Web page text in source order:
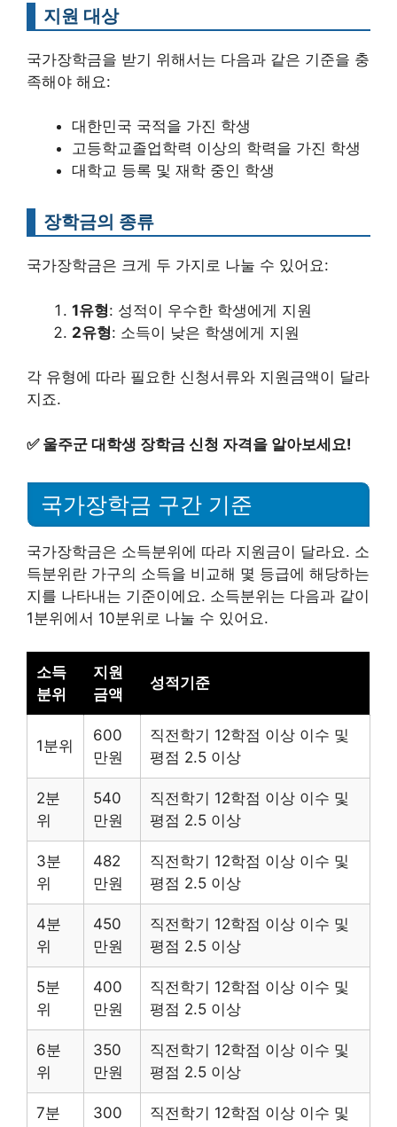
지원 대상
국가장학금을 받기 위해서는 다음과 같은 기준을 충
족해야 해요:
대한민국 국적을 가진 학생
고등학교졸업학력 이상의 학력을 가진 학생
대학교 등록 및 재학 중인 학생
장학금의 종류
국가장학금은 크게 두 가지로 나눌 수 있어요:
1유형: 성적이 우수한 학생에게 지원
2유형: 소득이 낮은 학생에게 지원
각 유형에 따라 필요한 신청서류와 지원금액이 달라
지죠.
✅ 울주군 대학생 장학금 신청 자격을 알아보세요!
국가장학금 구간 기준
국가장학금은 소득분위에 따라 지원금이 달라요. 소
득분위란 가구의 소득을 비교해 몇 등급에 해당하는
지를 나타내는 기준이에요. 소득분위는 다음과 같이
1분위에서 10분위로 나눌 수 있어요.
소득
분위
지원
금액
성적기준
1분위
600
만원
직전학기 12학점 이상 이수 및
평점 2.5 이상
2분
위
540
만원
직전학기 12학점 이상 이수 및
평점 2.5 이상
3분
위
482
만원
직전학기 12학점 이상 이수 및
평점 2.5 이상
4분
위
450
만원
직전학기 12학점 이상 이수 및
평점 2.5 이상
5분
위
400
만원
직전학기 12학점 이상 이수 및
평점 2.5 이상
6분
위
350
만원
직전학기 12학점 이상 이수 및
평점 2.5 이상
7분
300
직전학기 12학점 이상 이수 및